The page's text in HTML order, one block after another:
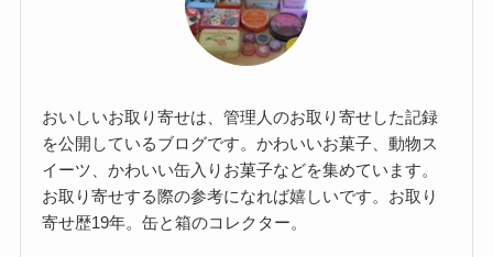
おいしいお取り寄せは、管理人のお取り寄せした記録
を公開しているブログです。かわいいお菓子、動物ス
イーツ、かわいい缶入りお菓子などを集めています。
お取り寄せする際の参考になれば嬉しいです。お取り
寄せ歴19年。缶と箱のコレクター。